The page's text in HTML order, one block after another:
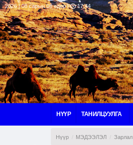
2026 | 08 сарын 08 өдөр | 17:44
НҮҮР ТАНИЛЦУУЛГА
Нүүр МЭДЭЭЛЭЛ Зарлал